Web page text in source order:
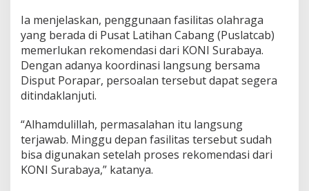
g
D
i
t
i
n
l
a
n
j
Ia menjelaskan, penggunaan fasilitas olahraga
yang berada di Pusat Latihan Cabang (Puslatcab)
memerlukan rekomendasi dari KONI Surabaya.
Dengan adanya koordinasi langsung bersama
Disput Porapar, persoalan tersebut dapat segera
ditindaklanjuti.
“Alhamdulillah, permasalahan itu langsung
terjawab. Minggu depan fasilitas tersebut sudah
bisa digunakan setelah proses rekomendasi dari
KONI Surabaya,” katanya.